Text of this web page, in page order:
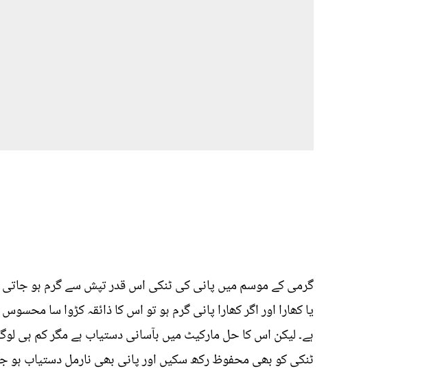
گرمی کے موسم میں پانی کی ٹنکی اس قدر تپش سے گرم ہو جاتی
یا کھارا اور اگر کھارا پانی گرم ہو تو اس کا ذائقہ کڑوا سا
ہے۔ لیکن اس کا حل مارکیٹ میں بآسانی دستیاب ہے مگر کم ہی
ٹنکی کو بھی محفوظ رکھ سکیں اور پانی بھی نارمل دستیاب ہو